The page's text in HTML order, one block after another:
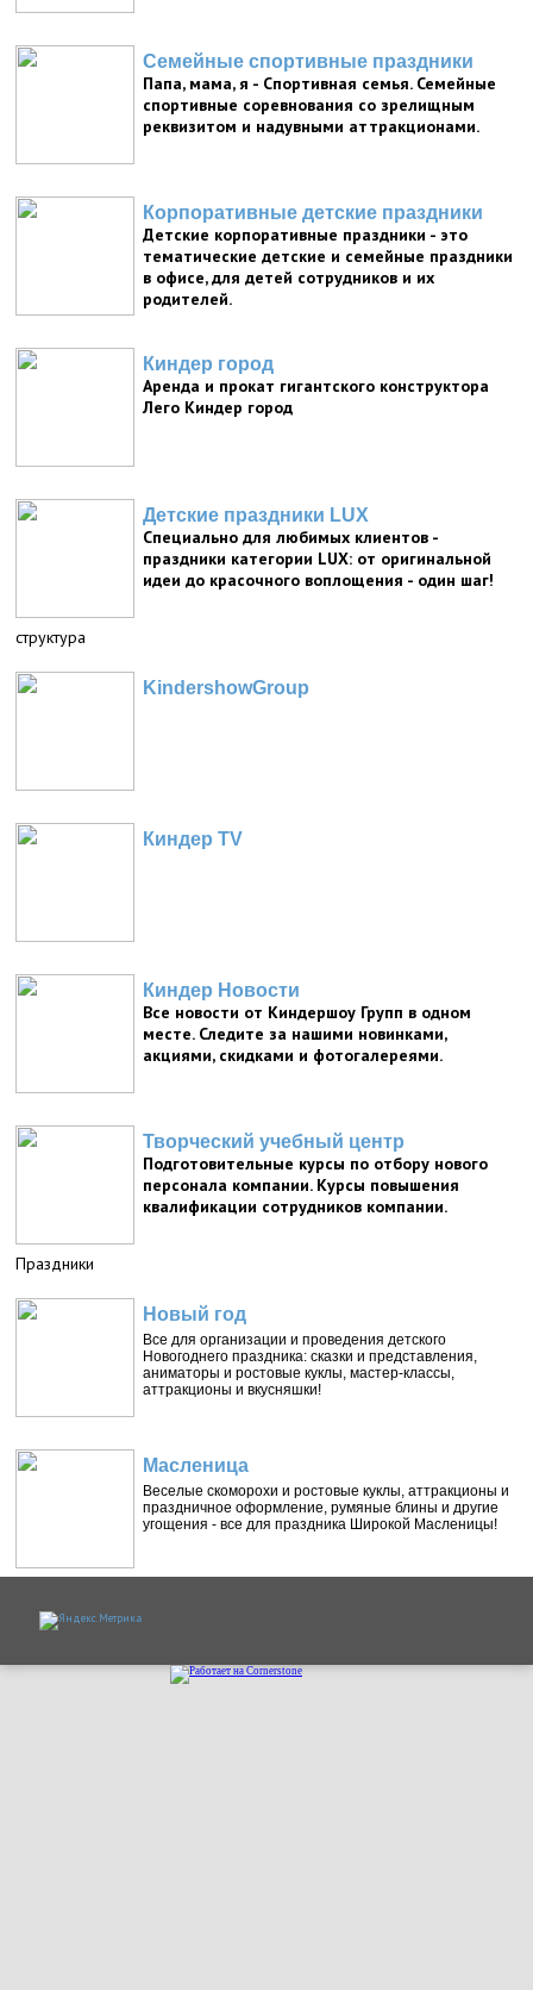
Семейные спортивные праздники
Папа, мама, я - Спортивная семья. Семейные
спортивные соревнования со зрелищным
реквизитом и надувными аттракционами.
Корпоративные детские праздники
Детские корпоративные праздники - это
тематические детские и семейные праздники
в офисе, для детей сотрудников и их
родителей.
Киндер город
Аренда и прокат гигантского конструктора
Лего Киндер город
Детские праздники LUX
Специально для любимых клиентов -
праздники категории LUX: от оригинальной
идеи до красочного воплощения - один шаг!
структура
KindershowGroup
Киндер TV
Киндер Новости
Все новости от Киндершоу Групп в одном
месте. Следите за нашими новинками,
акциями, скидками и фотогалереями.
Творческий учебный центр
Подготовительные курсы по отбору нового
персонала компании. Курсы повышения
квалификации сотрудников компании.
Праздники
Новый год
Все для организации и проведения детского
Новогоднего праздника: сказки и представления,
аниматоры и ростовые куклы, мастер-классы,
аттракционы и вкусняшки!
Масленица
Веселые скоморохи и ростовые куклы, аттракционы и
праздничное оформление, румяные блины и другие
угощения - все для праздника Широкой Масленицы!